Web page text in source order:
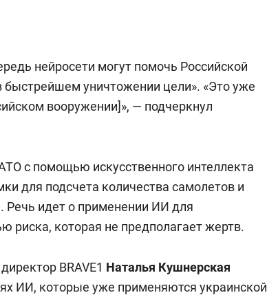
нейросети могут помочь Российской
быстрейшем уничтожении цели». «Это уже
вооружении]», — подчеркнул
с помощью искусственного интеллекта
для подсчета количества самолетов и
Речь идет о применении ИИ для
риска, которая не предполагает жертв.
BRAVE1 Наталья Кушнерская
ИИ, которые уже применяются украинской